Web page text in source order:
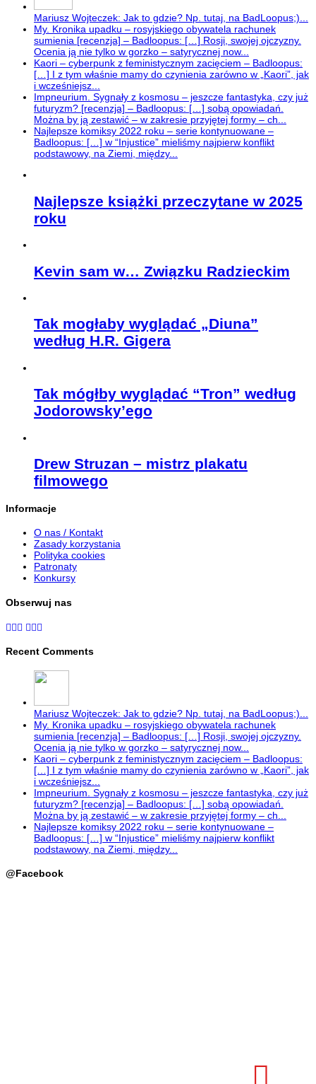
Mariusz Wojteczek: Jak to gdzie? Np. tutaj, na BadLoopus;)...
My. Kronika upadku – rosyjskiego obywatela rachunek
sumienia [recenzja] – Badloopus: […] Rosji, swojej ojczyzny.
Ocenia ją nie tylko w gorzko – satyrycznej now...
Kaori – cyberpunk z feministycznym zacięciem – Badloopus:
[…] I z tym właśnie mamy do czynienia zarówno w „Kaori”, jak
i wcześniejsz...
Impneurium. Sygnały z kosmosu – jeszcze fantastyka, czy już
futuryzm? [recenzja] – Badloopus: […] sobą opowiadań.
Można by ją zestawić – w zakresie przyjętej formy – ch...
Najlepsze komiksy 2022 roku – serie kontynuowane –
Badloopus: […] w “Injustice” mieliśmy najpierw konflikt
podstawowy, na Ziemi, między...
Najlepsze książki przeczytane w 2025
roku
Kevin sam w… Związku Radzieckim
Tak mogłaby wyglądać „Diuna”
według H.R. Gigera
Tak mógłby wyglądać “Tron” według
Jodorowsky’ego
Drew Struzan – mistrz plakatu
filmowego
Informacje
O nas / Kontakt
Zasady korzystania
Polityka cookies
Patronaty
Konkursy
Obserwuj nas
Recent Comments
Mariusz Wojteczek: Jak to gdzie? Np. tutaj, na BadLoopus;)...
My. Kronika upadku – rosyjskiego obywatela rachunek
sumienia [recenzja] – Badloopus: […] Rosji, swojej ojczyzny.
Ocenia ją nie tylko w gorzko – satyrycznej now...
Kaori – cyberpunk z feministycznym zacięciem – Badloopus:
[…] I z tym właśnie mamy do czynienia zarówno w „Kaori”, jak
i wcześniejsz...
Impneurium. Sygnały z kosmosu – jeszcze fantastyka, czy już
futuryzm? [recenzja] – Badloopus: […] sobą opowiadań.
Można by ją zestawić – w zakresie przyjętej formy – ch...
Najlepsze komiksy 2022 roku – serie kontynuowane –
Badloopus: […] w “Injustice” mieliśmy najpierw konflikt
podstawowy, na Ziemi, między...
@Facebook